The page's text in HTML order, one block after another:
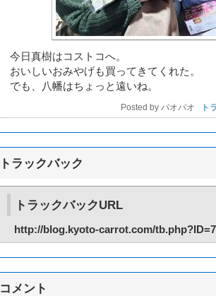
今日真樹はコストコへ。
おいしいおみやげも買ってきてくれた。
でも、八幡はちょっと遠いね。
Posted by パオパオ ト
トラックバック
トラックバックURL
http://blog.kyoto-carrot.com/
コメント